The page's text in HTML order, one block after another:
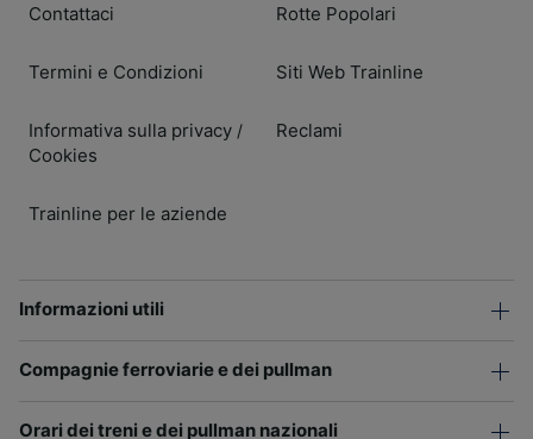
Contattaci
Termini e Condizioni
Informativa sulla privacy /
Cookies
Trainline per le aziende
Rotte Popolari
Siti Web Trainline
Reclami
Informazioni utili
Compagnie ferroviarie e dei pullman
Orari dei treni e dei pullman nazionali